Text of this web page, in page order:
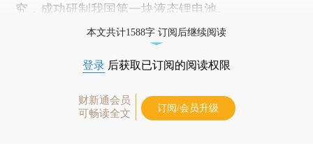
究，成功研制我国第一块液态锂电池。
本文共计1588字 订阅后继续阅读
登录 后获取已订阅的阅读权限
财新通会员
可畅读全文
订阅/会员升级